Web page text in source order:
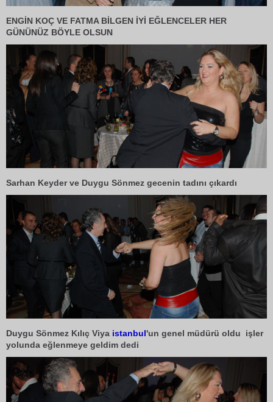
ENGİN KOÇ VE FATMA BİLGEN İYİ EĞLENCELER HER
GÜNÜNÜZ BÖYLE OLSUN
Sarhan Keyder ve Duygu Sönmez gecenin tadını çıkardı
Duygu Sönmez Kılıç Viya istanbul'un genel müdürü oldu işler
yolunda eğlenmeye geldim dedi